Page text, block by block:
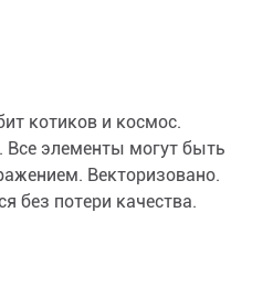
котиков и космос.
Все элементы могут быть
Векторизовано.
без потери качества.